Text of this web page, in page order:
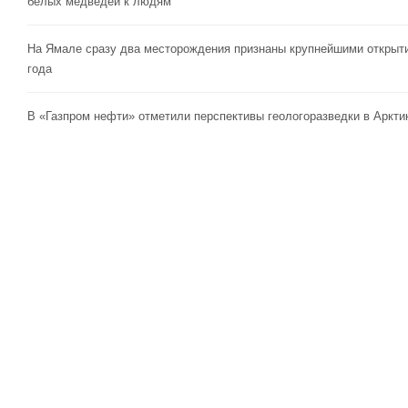
На Ямале сразу два месторождения признаны крупнейшими
года
В «Газпром нефти» отметили перспективы геологоразведки в